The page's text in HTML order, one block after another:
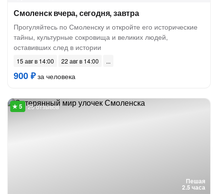
Смоленск вчера, сегодня, завтра
Прогуляйтесь по Смоленску и откройте его исторические
тайны, культурные сокровища и великих людей,
оставивших след в истории
15 авг в 14:00 22 авг в 14:00
900 ₽за человека
Пешая
2.5 часа
25 отзывов